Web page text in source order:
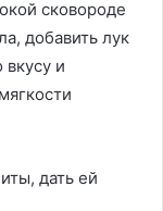
сковороде
добавить лук
и
дать ей